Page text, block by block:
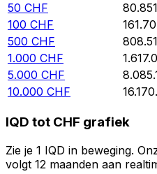
50 CHF
100 CHF
500 CHF
1.000 CHF
5.000 CHF
10.000 CHF
IQD tot CHF grafiek
Zie je 1 IQD in beweging.
volgt 12 maanden aan